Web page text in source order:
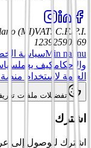
(MI)VAT: C.F./P.I.
12392590969
Min nahnuسياسة
والأحكامكيف يعمل
العامة لاستخدام منصة Tuduu (المستخدمون المهنيون)
تفضيلات ملفات
اشترك
اشترك للوصول إلى